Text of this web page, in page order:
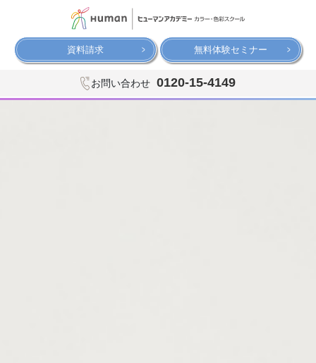
資料請求 無料体験セミナー
お問い合わせ 0120-15-4149